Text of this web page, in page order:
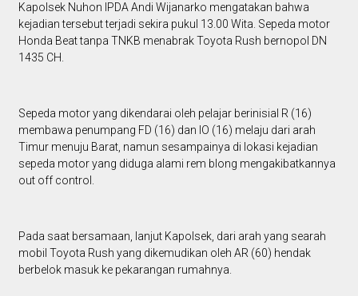
Kapolsek Nuhon IPDA Andi Wijanarko mengatakan bahwa
kejadian tersebut terjadi sekira pukul 13.00 Wita. Sepeda motor
Honda Beat tanpa TNKB menabrak Toyota Rush bernopol DN
1435 CH.
Sepeda motor yang dikendarai oleh pelajar berinisial R (16)
membawa penumpang FD (16) dan IO (16) melaju dari arah
Timur menuju Barat, namun sesampainya di lokasi kejadian
sepeda motor yang diduga alami rem blong mengakibatkannya
out off control.
Pada saat bersamaan, lanjut Kapolsek, dari arah yang searah
mobil Toyota Rush yang dikemudikan oleh AR (60) hendak
berbelok masuk ke pekarangan rumahnya.